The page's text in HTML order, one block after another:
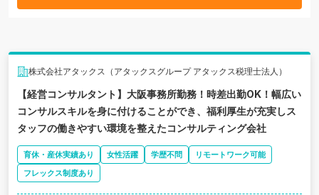
株式会社アタックス（アタックスグループ アタックス税理士法人）
【経営コンサルタント】大阪事務所勤務！時差出勤OK！幅広い
コンサルスキルを身に付けることができ、福利厚生が充実しス
タッフの働きやすい環境を整えたコンサルティング会社
育休・産休実績あり 女性活躍 学歴不問
リモートワーク可能
フレックス制度あり